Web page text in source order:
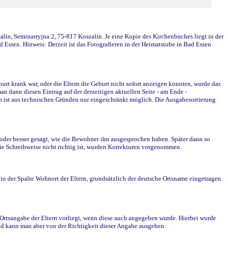
Seminarryjna 2, 75-817 Koszalin. Je eine Kopie des Kirchenbuches liegt in der
Hinweis: Derzeit ist das Fotografieren in der Heimatstube in Bad Essen
krank war, oder die Eltern die Geburt nicht sofort anzeigen konnten, wurde das
dann diesen Eintrag auf der derzeitigen aktuellen Seite - am Ende -
aus technischen Gründen nur eingeschränkt möglich. Die Ausgabesortierung
besser gesagt, wie die Bewohner ihn ausgesprochen haben. Später dann so
Schreibweise nicht richtig ist, wurden Korrekturen vorgenommen.
Spalte Wohnort der Eltern, grundsätzlich der deutsche Ortsname eingetragen.
der Eltern vorliegt, wenn diese auch angegeben wurde. Hierbei wurde
man aber von der Richtigkeit dieser Angabe ausgehen.